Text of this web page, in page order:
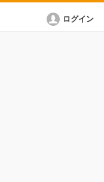
ログイン